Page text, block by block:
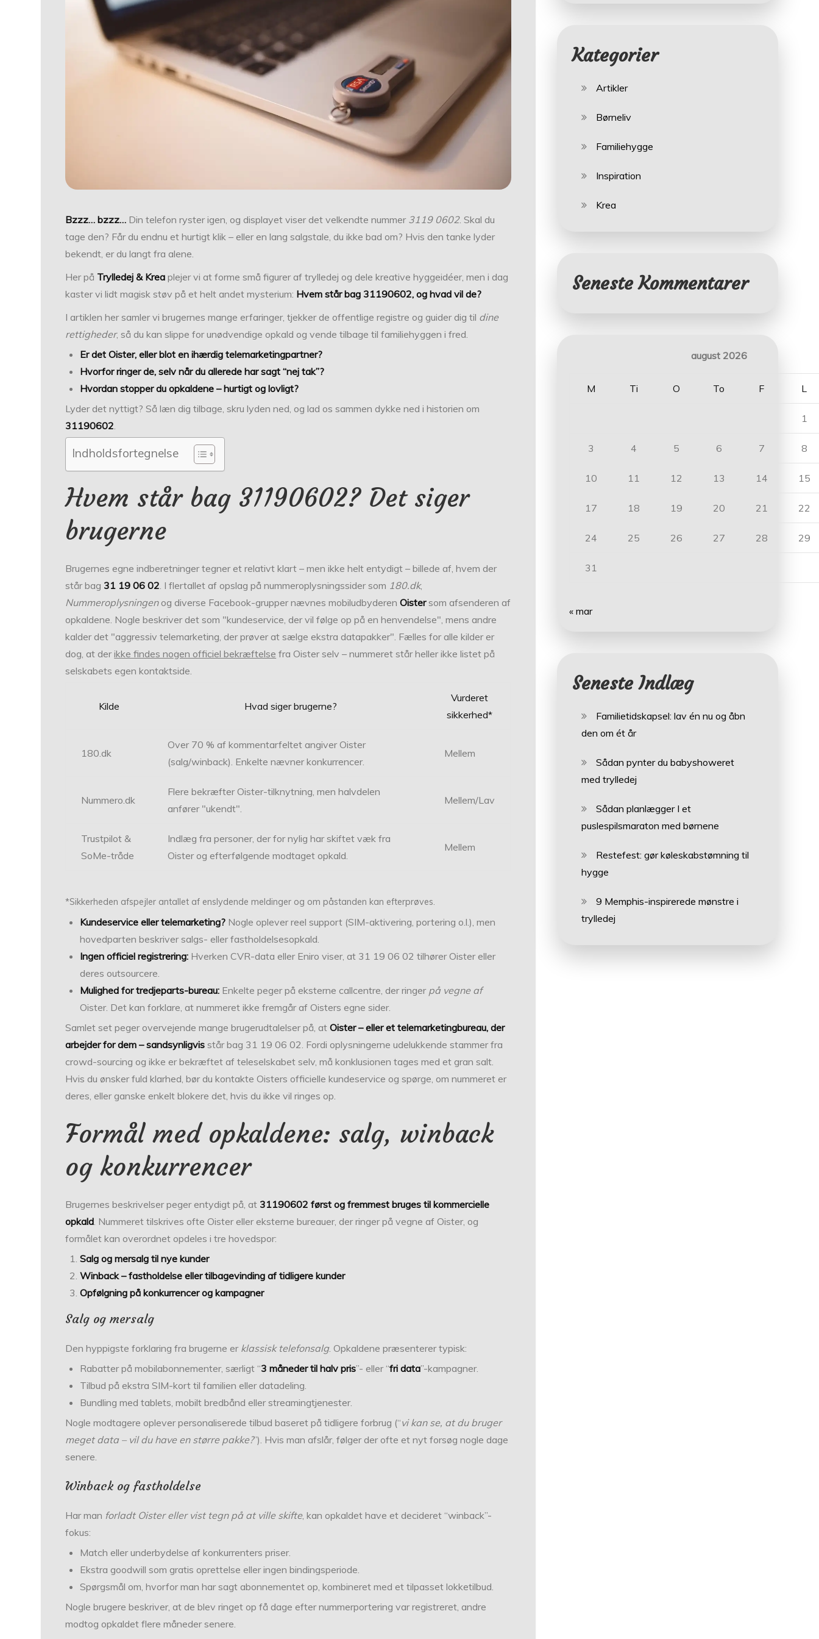
Bzzz… bzzz… Din telefon ryster igen, og displayet viser det velkendte nummer 3119 0602. Skal du
tage den? Får du endnu et hurtigt klik – eller en lang salgstale, du ikke bad om? Hvis den tanke lyder
bekendt, er du langt fra alene.
Her på Trylledej & Krea plejer vi at forme små figurer af trylledej og dele kreative hyggeidéer, men i dag
kaster vi lidt magisk støv på et helt andet mysterium: Hvem står bag 31190602, og hvad vil de?
I artiklen her samler vi brugernes mange erfaringer, tjekker de offentlige registre og guider dig til dine
rettigheder, så du kan slippe for unødvendige opkald og vende tilbage til familiehyggen i fred.
Er det Oister, eller blot en ihærdig telemarketingpartner?
Hvorfor ringer de, selv når du allerede har sagt “nej tak”?
Hvordan stopper du opkaldene – hurtigt og lovligt?
Lyder det nyttigt? Så læn dig tilbage, skru lyden ned, og lad os sammen dykke ned i historien om
31190602
Indholdsfortegnelse
Hvem står bag 31190602? Det siger
brugerne
Brugernes egne indberetninger tegner et relativt klart – men ikke helt entydigt – billede af, hvem der
står bag 31 19 06 02 . I flertallet af opslag på nummeroplysningssider som 180.dk,
Nummeroplysningenog diverse Facebook-grupper nævnes mobiludbyderenOistersom afsenderen af
opkaldene. Nogle beskriver det som
kundeservice, der vil følge op på en henvendelse
, mens andre
kalder det aggressiv telemarketing, der prøver at sælge ekstra datapakker
. Fælles for alle kilder er
dog, at derikke findes nogen officiel bekræftelse fra Oister selv – nummeret står heller ikke listet på
selskabets egen kontaktside.
Kilde Hvad siger brugerne?
Vurderet
sikkerhed*
180.dk
Over 70 % af kommentarfeltet angiver Oister
(salg/winback). Enkelte nævner konkurrencer.
Mellem
Nummero.dk
Flere bekræfter Oister-tilknytning, men halvdelen
anfører ukendt
Mellem/Lav
Trustpilot &
SoMe-tråde
Indlæg fra personer, der for nylig har skiftet væk fra
Oister og efterfølgende modtaget opkald.
Mellem
*Sikkerheden afspejler antallet af enslydende meldinger og om påstanden kan efterprøves.
Kundeservice eller telemarketing? Nogle oplever reel support (SIM-aktivering, portering o.l.), men
hovedparten beskriver salgs- eller fastholdelsesopkald.
Ingen officiel registrering: Hverken CVR-data eller Eniro viser, at 31 19 06 02 tilhører Oister eller
deres outsourcere.
Mulighed for tredjeparts-bureau: Enkelte peger på eksterne callcentre, der ringer på vegne af
Oister. Det kan forklare, at nummeret ikke fremgår af Oisters egne sider.
Samlet set peger overvejende mange brugerudtalelser på, atOister – eller et telemarketingbureau, der
arbejder for dem – sandsynligvis står bag 31 19 06 02. Fordi oplysningerne udelukkende stammer fra
crowd-sourcing og ikke er bekræftet af teleselskabet selv, må konklusionen tages med et gran salt.
Hvis du ønsker fuld klarhed, bør du kontakte Oisters officielle kundeservice og spørge, om nummeret er
deres, eller ganske enkelt blokere det, hvis du ikke vil ringes op.
Formål med opkaldene: salg, winback
og konkurrencer
Brugernes beskrivelser peger entydigt på, at 31190602 først og fremmest bruges til kommercielle
opkald . Nummeret tilskrives ofte Oister eller eksterne bureauer, der ringer på vegne af Oister, og
formålet kan overordnet opdeles i tre hovedspor:
Salg og mersalg til nye kunder
Winback – fastholdelse eller tilbagevinding af tidligere kunder
Opfølgning på konkurrencer og kampagner
Salg og mersalg
Den hyppigste forklaring fra brugerne er klassisk telefonsalg. Opkaldene præsenterer typisk:
Rabatter på mobilabonnementer, særligt “3 måneder til halv pris”- eller “fri data”-kampagner.
Tilbud på ekstra SIM-kort til familien eller datadeling.
Bundling med tablets, mobilt bredbånd eller streamingtjenester.
Nogle modtagere oplever personaliserede tilbud baseret på tidligere forbrug (“vi kan se, at du bruger
meget data – vil du have en større pakke?”). Hvis man afslår, følger der ofte et nyt forsøg nogle dage
senere.
Winback og fastholdelse
Har man forladt Oister eller vist tegn på at ville skifte, kan opkaldet have et decideret “winback”-
fokus:
Match eller underbydelse af konkurrenters priser.
Ekstra goodwill som gratis oprettelse eller ingen bindingsperiode.
Spørgsmål om, hvorfor man har sagt abonnementet op, kombineret med et tilpasset lokketilbud.
Nogle brugere beskriver, at de blev ringet op få dage efter nummerportering var registreret, andre
modtog opkaldet flere måneder senere.
Kategorier
Artikler
Børneliv
Familiehygge
Inspiration
Krea
Seneste Kommentarer
august 2026
M Ti O To F L
1
3 4 5 6 7 8
10 11 12 13 14 15
17 18 19 20 21 22
24 25 26 27 28 29
31
« mar
Seneste Indlæg
Familietidskapsel: lav én nu og åbn
den om ét år
Sådan pynter du babyshoweret
med trylledej
Sådan planlægger I et
puslespilsmaraton med børnene
Restefest: gør køleskabstømning til
hygge
9 Memphis-inspirerede mønstre i
trylledej